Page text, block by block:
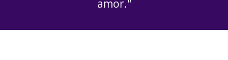
amor."